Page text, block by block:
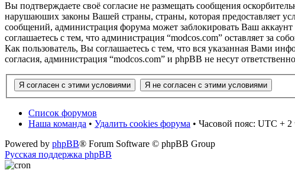
Вы подтверждаете своё согласие не размещать сообщения
нарушаюших законы Вашей страны, страны, которая предоставляет
сообщений, администрация форума может заблокировать Ваш
соглашаетесь с тем, что администрация “modcos.com” оставляет за
Как пользователь, Вы соглашаетесь с тем, что вся указанная Вами
согласия, администрация “modcos.com” и phpBB не несут
Список форумов
Наша команда • Удалить cookies форума • Часовой пояс: UTC + 2
Powered by phpBB® Forum Software © phpBB Group
Русская поддержка phpBB